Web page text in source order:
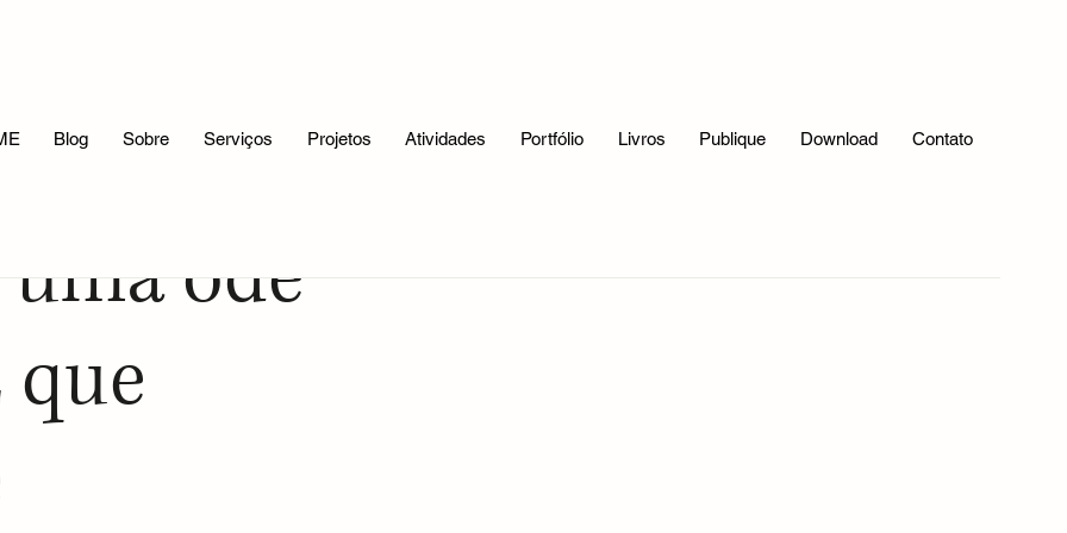
Blog Sobre Serviços Projetos Atividades Portfólio Livros Publique Download Contato
Reflexões Filosóficas A Mitologia e Eu Meus Trabalhos Bastidores da Publicação Verso livre
ode